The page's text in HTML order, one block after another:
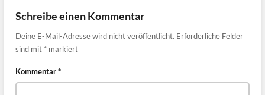
Schreibe einen Kommentar
Deine E-Mail-Adresse wird nicht veröffentlicht. Erforderliche Felder
sind mit * markiert
Kommentar*